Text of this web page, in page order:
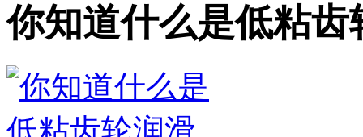
你知道什么是低粘齿